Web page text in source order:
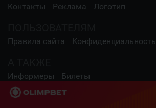
Контакты Реклама Логотип
Правила сайта Конфиденциальность
Информеры Билеты
СОЦИАЛЬНЫЕ СЕТИ